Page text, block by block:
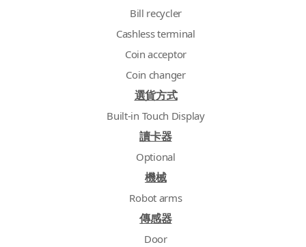
Bill recycler
Cashless terminal
Coin acceptor
Coin changer
選貨方式
Built-in Touch Display
讀卡器
Optional
機械
Robot arms
傳感器
Door